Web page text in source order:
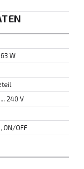
W
240 V
ON/OFF